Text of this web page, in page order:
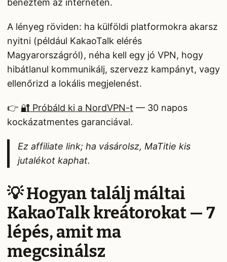
benéztem az interneten.
A lényeg röviden: ha külföldi platformokra akarsz
nyitni (például KakaoTalk elérés
Magyarországról), néha kell egy jó VPN, hogy
hibátlanul kommunikálj, szervezz kampányt, vagy
ellenőrizd a lokális megjelenést.
👉 🔐 Próbáld ki a NordVPN-t — 30 napos
kockázatmentes garanciával.
Ez affiliate link; ha vásárolsz, MaTitie kis
jutalékot kaphat.
💡 Hogyan találj máltai
KakaoTalk kreátorokat — 7
lépés, amit ma
megcsinálsz